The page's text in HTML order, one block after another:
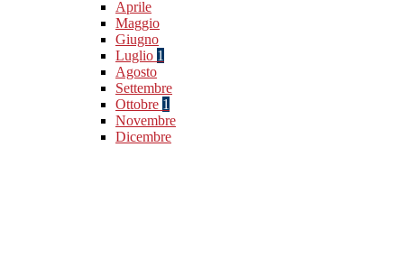
Aprile
Maggio
Giugno
Luglio 1
Agosto
Settembre
Ottobre 1
Novembre
Dicembre